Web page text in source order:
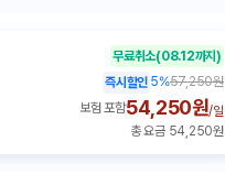
무료취소(08.12까지)
즉시할인 5%57,250원
보험 포함54,250원/일
총 요금 54,250원